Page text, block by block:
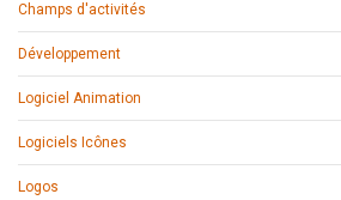
Champs d'activités
Développement
Logiciel Animation
Logiciels Icônes
Logos